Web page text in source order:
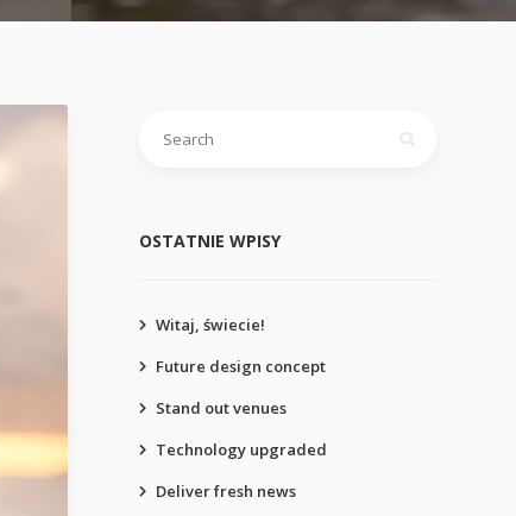
OSTATNIE WPISY
Witaj, świecie!
Future design concept
Stand out venues
Technology upgraded
Deliver fresh news